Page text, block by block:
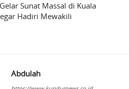
Sunat Massal di Kuala
Hadiri Mewakili
Abdulah